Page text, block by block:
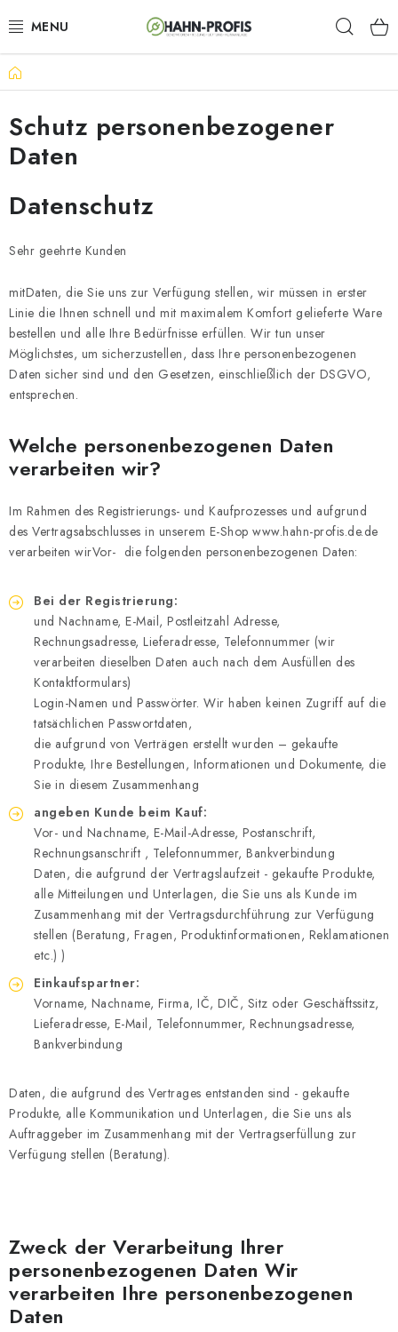
Inhalt
GENERATOREN
GARTENTECHNIK
BAUGERÄTE
AKKU-WERKZEUGE
LÜFTUNGSTECHNIK
HEIZUNGEN
ELEKTRISCHE KAMINE
OUTLET
REKLAMATIONEN
KONTAKT
AGB & Kundeninformationen
Datenschutzerklärung (GDPR)
Impressum
Startseite
Schutz personenbezogener
Daten
Datenschutz
Sehr geehrte Kunden
mitDaten, die Sie uns zur Verfügung stellen, wir müssen in erster
Linie die Ihnen schnell und mit maximalem Komfort gelieferte Ware
bestellen und alle Ihre Bedürfnisse erfüllen. Wir tun unser
Möglichstes, um sicherzustellen, dass Ihre personenbezogenen
Daten sicher sind und den Gesetzen, einschließlich der DSGVO,
entsprechen.
Welche personenbezogenen Daten
verarbeiten wir?
Im Rahmen des Registrierungs- und Kaufprozesses und aufgrund
des Vertragsabschlusses in unserem E-Shop www.hahn-profis.de.de
verarbeiten wirVor- die folgenden personenbezogenen Daten:
Bei der Registrierung:
und Nachname, E-Mail, Postleitzahl Adresse,
Rechnungsadresse, Lieferadresse, Telefonnummer (wir
verarbeiten dieselben Daten auch nach dem Ausfüllen des
Kontaktformulars)
Login-Namen und Passwörter. Wir haben keinen Zugriff auf die
tatsächlichen Passwortdaten,
die aufgrund von Verträgen erstellt wurden – gekaufte
Produkte, Ihre Bestellungen, Informationen und Dokumente, die
Sie in diesem Zusammenhang
angeben Kunde beim Kauf:
Vor- und Nachname, E-Mail-Adresse, Postanschrift,
Rechnungsanschrift , Telefonnummer, Bankverbindung
Daten, die aufgrund der Vertragslaufzeit - gekaufte Produkte,
alle Mitteilungen und Unterlagen, die Sie uns als Kunde im
Zusammenhang mit der Vertragsdurchführung zur Verfügung
stellen (Beratung, Fragen, Produktinformationen, Reklamationen
etc.) )
Einkaufspartner:
Vorname, Nachname, Firma, IČ, DIČ, Sitz oder Geschäftssitz,
Lieferadresse, E-Mail, Telefonnummer, Rechnungsadresse,
Bankverbindung
Daten, die aufgrund des Vertrages entstanden sind - gekaufte
Produkte, alle Kommunikation und Unterlagen, die Sie uns als
Auftraggeber im Zusammenhang mit der Vertragserfüllung zur
Verfügung stellen (Beratung).
Zweck der Verarbeitung Ihrer
personenbezogenen Daten Wir
verarbeiten Ihre personenbezogenen
Daten